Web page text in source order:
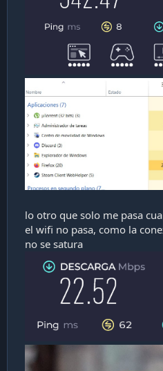
lo otro que solo me pasa
el wifi no pasa, como la
no se satura